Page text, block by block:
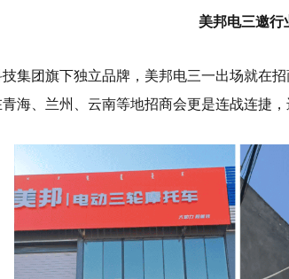
美邦电三邀行
集团旗下独立品牌，美邦电三一出场就在
海、兰州、云南等地招商会更是连战连捷